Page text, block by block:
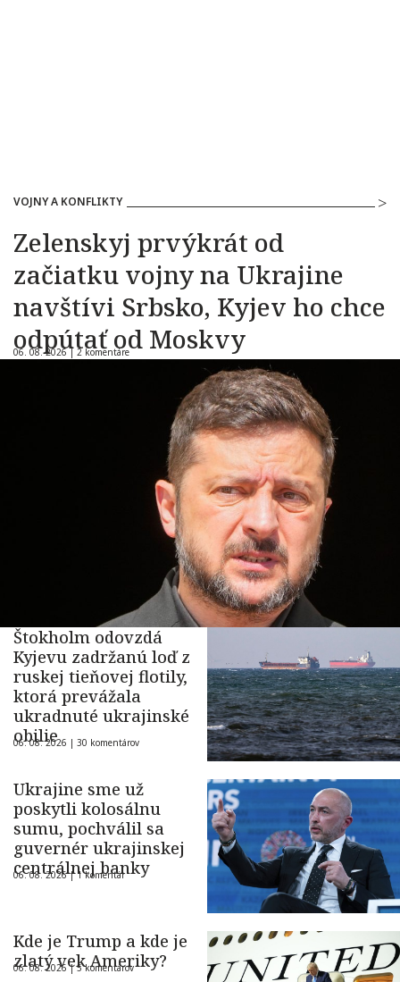
VOJNY A KONFLIKTY
Zelenskyj prvýkrát od
začiatku vojny na Ukrajine
navštívi Srbsko, Kyjev ho chce
odpútať od Moskvy
06. 08. 2026 | 2 komentáre
Štokholm odovzdá
Kyjevu zadržanú loď z
ruskej tieňovej flotily,
ktorá prevážala
ukradnuté ukrajinské
obilie
06. 08. 2026 | 30 komentárov
Ukrajine sme už
poskytli kolosálnu
sumu, pochválil sa
guvernér ukrajinskej
centrálnej banky
06. 08. 2026 |1 komentár
Kde je Trump a kde je
zlatý vek Ameriky?
06. 08. 2026 |5 komentárov